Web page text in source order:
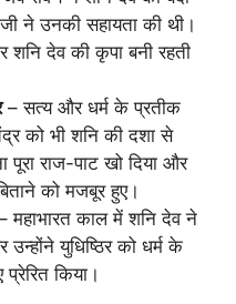
ने उनकी सहायता की थी।
शनि देव की कृपा बनी रहती
– सत्य और धर्म के प्रतीक
को भी शनि की दशा से
पूरा राज-पाट खो दिया और
को मजबूर हुए।
महाभारत काल में शनि देव ने
उन्होंने युधिष्ठिर को धर्म के
किया।